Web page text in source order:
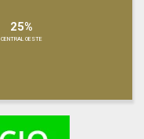
25%
CENTRAL OESTE